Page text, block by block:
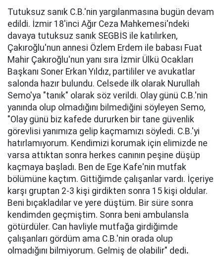
Tutuksuz sanık C.B.'nin yargılanmasına bugün devam
edildi. İzmir 18'inci Ağır Ceza Mahkemesi'ndeki
davaya tutuksuz sanık SEGBİS ile katılırken,
Çakıroğlu'nun annesi Özlem Erdem ile babası Fuat
Mahir Çakıroğlu'nun yanı sıra İzmir Ülkü Ocakları
Başkanı Soner Erkan Yıldız, partililer ve avukatlar
salonda hazır bulundu. Celsede ilk olarak Nurullah
Semo'ya "tanık" olarak söz verildi. Olay günü C.B.'nin
yanında olup olmadığını bilmediğini söyleyen Semo,
"Olay günü biz kafede dururken bir tane güvenlik
görevlisi yanımıza gelip kaçmamızı söyledi. C.B.'yi
hatırlamıyorum. Kendimizi korumak için elimizde ne
varsa attıktan sonra herkes canının peşine düşüp
kaçmaya başladı. Ben de Ege Kafe'nin mutfak
bölümüne kaçtım. Gittiğimde çalışanlar vardı. İçeriye
karşı gruptan 2-3 kişi girdikten sonra 15 kişi oldular.
Beni bıçakladılar ve yere düştüm. Bir süre sonra
kendimden geçmiştim. Sonra beni ambulansla
götürdüler. Can havliyle mutfağa girdiğimde
çalışanları gördüm ama C.B.'nin orada olup
olmadığını bilmiyorum. Gelmiş de olabilir" dedi.